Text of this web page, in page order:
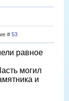
# 53
равное
могил
и